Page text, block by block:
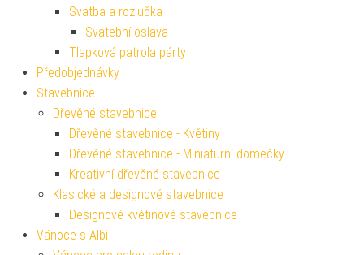
Svatba a rozlučka
Svatební oslava
Tlapková patrola párty
Předobjednávky
Stavebnice
Dřevěné stavebnice
Dřevěné stavebnice - Květiny
Dřevěné stavebnice - Miniaturní domečky
Kreativní dřevěné stavebnice
Klasické a designové stavebnice
Designové květinové stavebnice
Vánoce s Albi